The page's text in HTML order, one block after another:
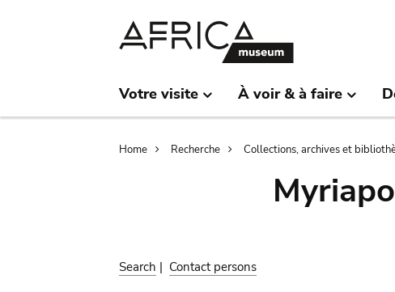
Votre visite À voir & à faire
Breadcrumb
Home Recherche Collections, archives et
Search | Contact persons